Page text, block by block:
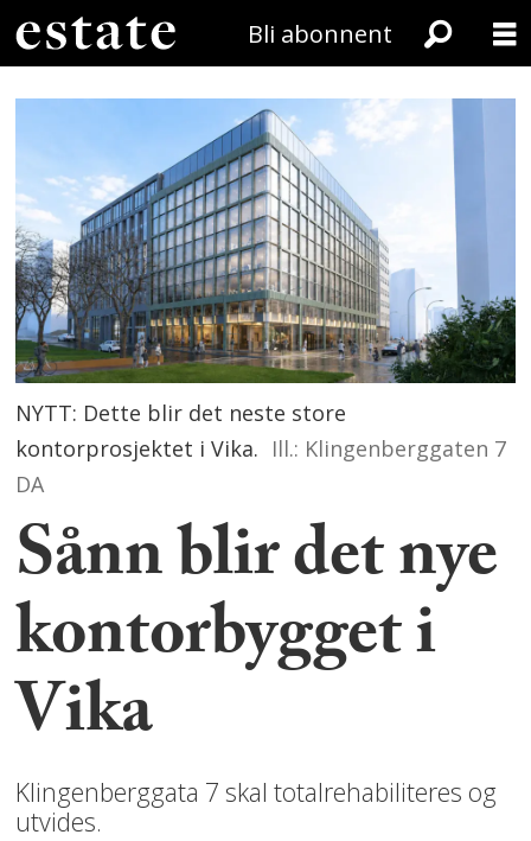
Bli abonnent
NYTT: Dette blir det neste store
kontorprosjektet i Vika. Ill.: Klingenberggaten 7
DA
Sånn blir det nye
kontorbygget i
Vika
Klingenberggata 7 skal totalrehabiliteres og
utvides.